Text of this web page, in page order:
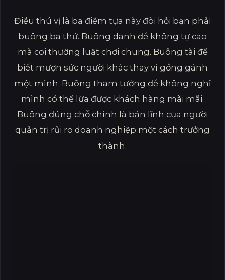
Điều thú vị là ba điểm tựa này đòi hỏi bạn phải
buông ba thứ. Buông danh để không tự cao
mà coi thường luật chơi chung. Buông tài để
biết mượn sức người khác thay vì gồng gánh
một mình. Buông tham tưởng để không nghĩ
mình có thể lừa được khách hàng mãi mãi.
Buông đúng chỗ chính là bản lĩnh của người
quản trị rủi ro doanh nghiệp một cách trưởng
thành.